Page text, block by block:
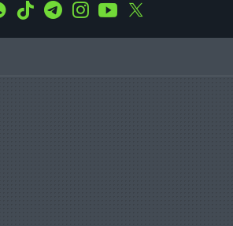
WhatsApp
Tiktok TelegramInstagramYoutube